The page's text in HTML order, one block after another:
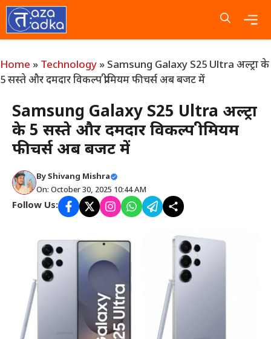
Skip
to
content
Home » Technology » Samsung Galaxy S25 Ultra अल्ट्रा के
5 सस्ते और दमदार विकल्प प्रीमियम फीचर्स अब बजट में
Samsung Galaxy S25 Ultra अल्ट्रा
के 5 सस्ते और दमदार विकल्प प्रीमियम
फीचर्स अब बजट में
ByShivang Mishra
On: October 30, 2025 10:44 AM
Follow Us: